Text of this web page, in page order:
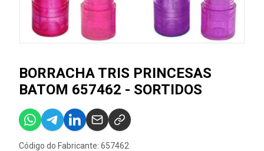
BORRACHA TRIS PRINCESAS
BATOM 657462 - SORTIDOS
Código do Fabricante: 657462